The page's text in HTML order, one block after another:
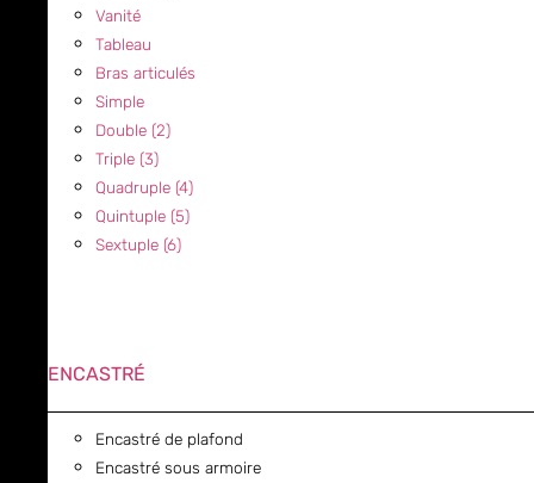
Vanité
Tableau
Bras articulés
Simple
Double (2)
Triple (3)
Quadruple (4)
Quintuple (5)
Sextuple (6)
ENCASTRÉ
Encastré de plafond
Encastré sous armoire